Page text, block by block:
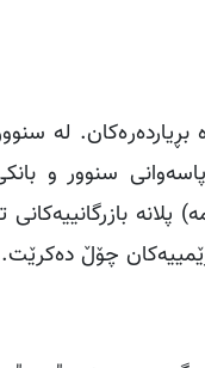
لە
سنوور و
چۆڵ دەکرێت.